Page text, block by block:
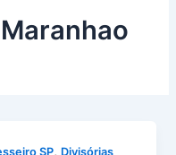
SP, Divisórias